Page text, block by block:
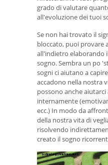
grado di valutare
all'evoluzione dei tuoi
Se non hai trovato il
bloccato, puoi provare
all'indietro elaborando
sogno. Sembra un po
sogni ci aiutano a
accadono nella nostra
possono anche
internamente
ecc.) In modo da
della nostra vita di
risolvendo
creato il sogno